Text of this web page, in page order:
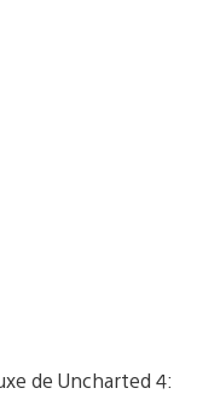
de Uncharted 4: